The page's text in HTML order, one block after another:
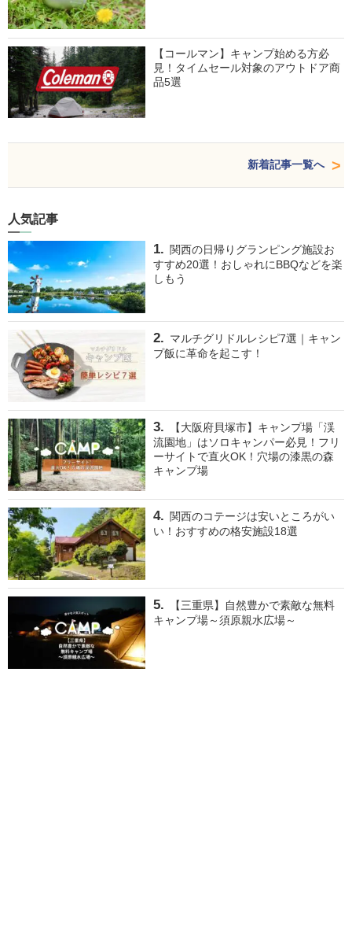
【コールマン】キャンプ始める方必
見！タイムセール対象のアウトドア商
品5選
新着記事一覧へ
人気記事
関西の日帰りグランピング施設お
すすめ20選！おしゃれにBBQなどを楽
しもう
マルチグリドルレシピ7選｜キャン
プ飯に革命を起こす！
【大阪府貝塚市】キャンプ場「渓
流園地」はソロキャンパー必見！フリ
ーサイトで直火OK！穴場の漆黒の森
キャンプ場
関西のコテージは安いところがい
い！おすすめの格安施設18選
【三重県】自然豊かで素敵な無料
キャンプ場～須原親水広場～